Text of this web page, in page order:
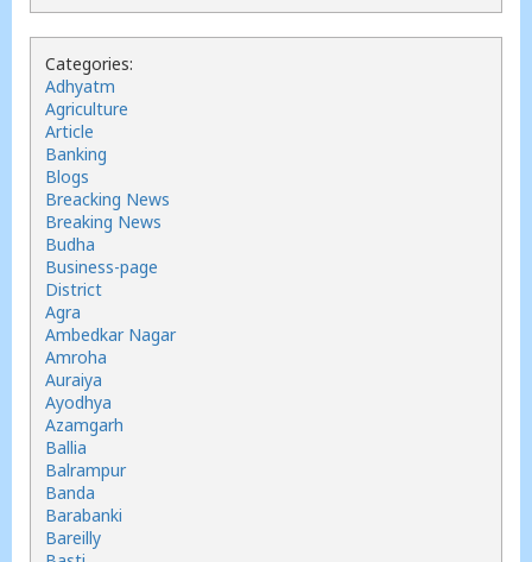
Categories:
Adhyatm
Agriculture
Article
Banking
Blogs
Breacking News
Breaking News
Budha
Business-page
District
Agra
Ambedkar Nagar
Amroha
Auraiya
Ayodhya
Azamgarh
Ballia
Balrampur
Banda
Barabanki
Bareilly